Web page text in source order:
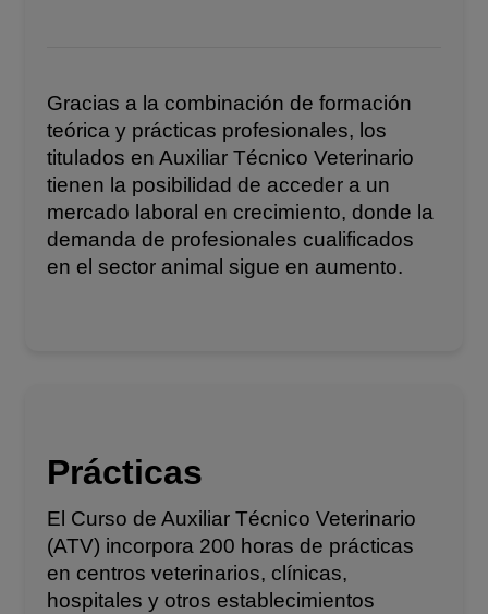
Gracias a la combinación de formación
teórica y prácticas profesionales, los
titulados en Auxiliar Técnico Veterinario
tienen la posibilidad de acceder a un
mercado laboral en crecimiento, donde la
demanda de profesionales cualificados
en el sector animal sigue en aumento.
Prácticas
El Curso de Auxiliar Técnico Veterinario
(ATV) incorpora 200 horas de prácticas
en centros veterinarios, clínicas,
hospitales y otros establecimientos